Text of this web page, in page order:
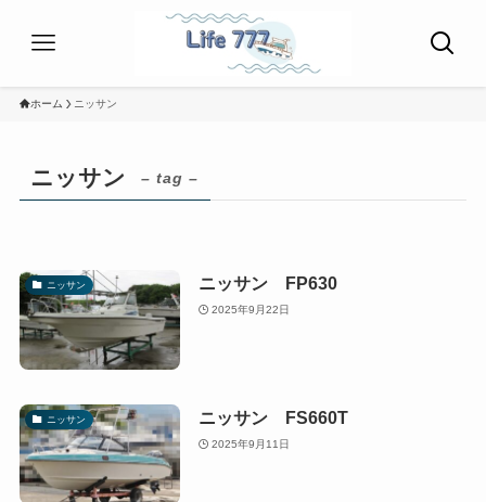
ホーム ニッサン
ニッサン – tag –
ニッサン ニッサン FP630
2025年9月22日
ニッサン ニッサン FS660T
2025年9月11日